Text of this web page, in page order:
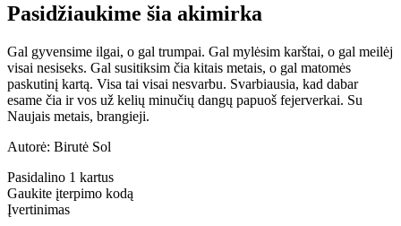
Pasidžiaukime šia akimirka
Gal gyvensime ilgai, o gal trumpai. Gal mylėsim karštai, o gal meilėj
visai nesiseks. Gal susitiksim čia kitais metais, o gal matomės
paskutinį kartą. Visa tai visai nesvarbu. Svarbiausia, kad dabar
esame čia ir vos už kelių minučių dangų papuoš fejerverkai. Su
Naujais metais, brangieji.
Autorė: Birutė Sol
Pasidalino 1 kartus
Gaukite įterpimo kodą
Įvertinimas